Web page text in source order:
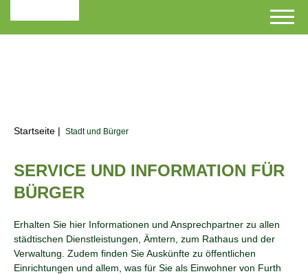
Startseite | Stadt und Bürger
SERVICE UND INFORMATION FÜR
BÜRGER
Erhalten Sie hier Informationen und Ansprechpartner zu allen
städtischen Dienstleistungen, Ämtern, zum Rathaus und der
Verwaltung. Zudem finden Sie Auskünfte zu öffentlichen
Einrichtungen und allem, was für Sie als Einwohner von Furth